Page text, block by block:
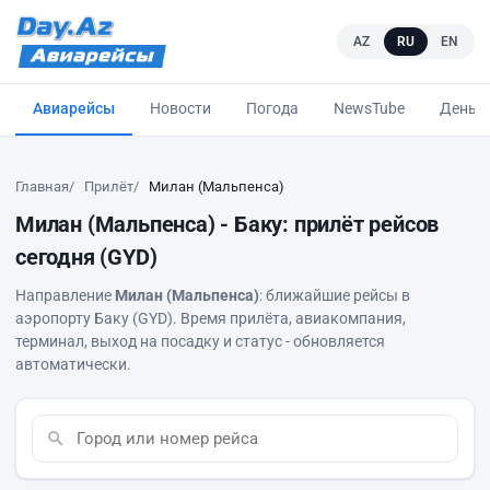
AZ RU EN
Авиарейсы Новости Погода NewsTube
Главная Прилёт Милан (Мальпенса)
Милан (Мальпенса) - Баку: прилёт рейсов
сегодня (GYD)
Направление Милан (Мальпенса): ближайшие рейсы в
аэропорту Баку (GYD). Время прилёта, авиакомпания,
терминал, выход на посадку и статус - обновляется
автоматически.